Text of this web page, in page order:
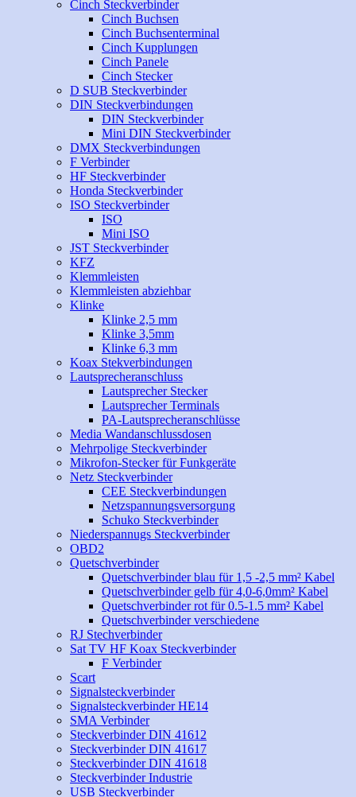
Cinch Steckverbinder
Cinch Buchsen
Cinch Buchsenterminal
Cinch Kupplungen
Cinch Panele
Cinch Stecker
D SUB Steckverbinder
DIN Steckverbindungen
DIN Steckverbinder
Mini DIN Steckverbinder
DMX Steckverbindungen
F Verbinder
HF Steckverbinder
Honda Steckverbinder
ISO Steckverbinder
ISO
Mini ISO
JST Steckverbinder
KFZ
Klemmleisten
Klemmleisten abziehbar
Klinke
Klinke 2,5 mm
Klinke 3,5mm
Klinke 6,3 mm
Koax Stekverbindungen
Lautsprecheranschluss
Lautsprecher Stecker
Lautsprecher Terminals
PA-Lautsprecheranschlüsse
Media Wandanschlussdosen
Mehrpolige Steckverbinder
Mikrofon-Stecker für Funkgeräte
Netz Steckverbinder
CEE Steckverbindungen
Netzspannungsversorgung
Schuko Steckverbinder
Niederspannugs Steckverbinder
OBD2
Quetschverbinder
Quetschverbinder blau für 1,5 -2,5 mm² Kabel
Quetschverbinder gelb für 4,0-6,0mm² Kabel
Quetschverbinder rot für 0.5-1.5 mm² Kabel
Quetschverbinder verschiedene
RJ Stechverbinder
Sat TV HF Koax Steckverbinder
F Verbinder
Scart
Signalsteckverbinder
Signalsteckverbinder HE14
SMA Verbinder
Steckverbinder DIN 41612
Steckverbinder DIN 41617
Steckverbinder DIN 41618
Steckverbinder Industrie
USB Steckverbinder